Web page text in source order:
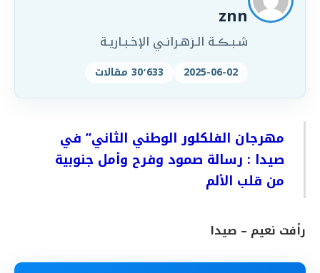
znn
شـبـڪـة الـزهـرانـي الإخـبـاريـة
2025-06-02 30٬633 مقالات
مهرجان الفلكلور الوطني الثاني” في
صيدا : رسالة صمود وفرح وأمل جنوبية
من قلب الألم
رأفت نعيم – صيدا